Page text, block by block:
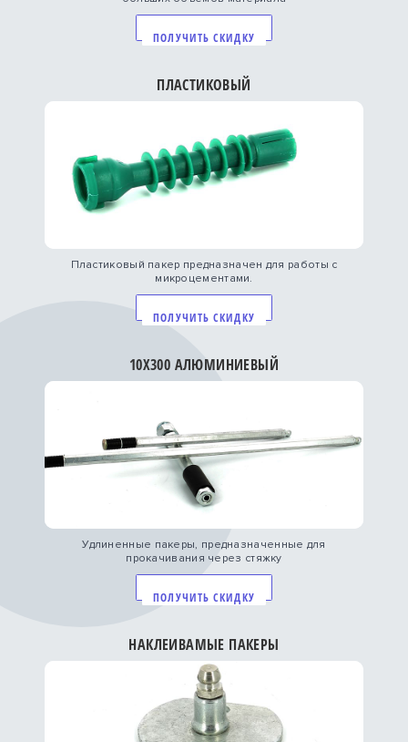
ПОЛУЧИТЬ СКИДКУ
ПЛАСТИКОВЫЙ
Пластиковый пакер предназначен для работы с
микроцементами.
ПОЛУЧИТЬ СКИДКУ
10Х300 АЛЮМИНИЕВЫЙ
Удлиненные пакеры, предназначенные для
прокачивания через стяжку
ПОЛУЧИТЬ СКИДКУ
НАКЛЕИВАМЫЕ ПАКЕРЫ